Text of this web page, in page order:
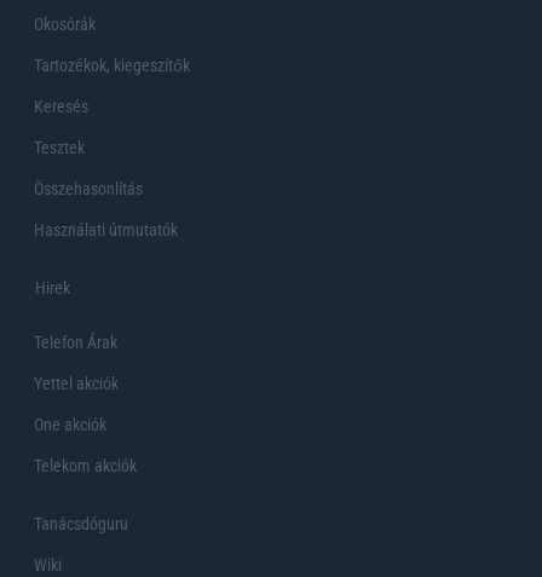
Okosórák
Tartozékok, kiegeszítők
Keresés
Tesztek
Összehasonlítás
Használati útmutatók
Hirek
Telefon Árak
Yettel akciók
One akciók
Telekom akciók
Tanácsdóguru
Wiki